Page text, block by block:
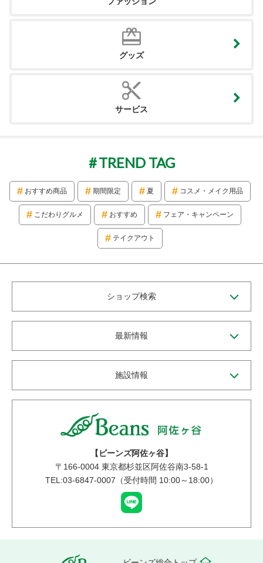
グッズ
サービス
TREND TAG
おすすめ商品 期間限定 夏 コスメ・メイク用品
こだわりグルメ おすすめ フェア・キャンペーン
テイクアウト
ショップ検索
最新情報
施設情報
【ビーンズ阿佐ヶ谷】
〒 166-0004東京都杉並区阿佐谷南3-58-1
TEL:03-6847-0007（受付時間 10:00～18:00）